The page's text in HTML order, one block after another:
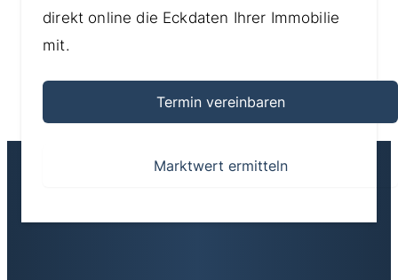
direkt online die Eckdaten Ihrer Immobilie
mit.
Termin vereinbaren
Marktwert ermitteln